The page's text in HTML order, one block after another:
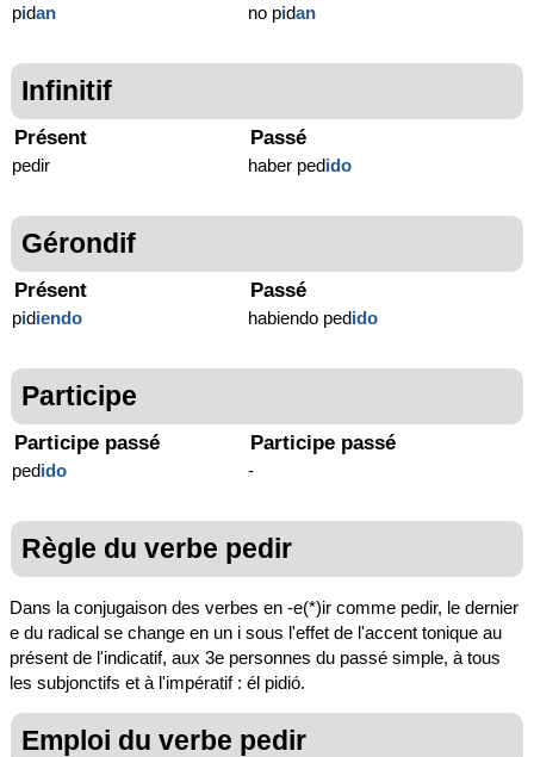
pidan
no pidan
Infinitif
Présent
pedir
Passé
haber pedido
Gérondif
Présent
pidiendo
Passé
habiendo pedido
Participe
Participe passé
pedido
Participe passé
-
Règle du verbe pedir
Dans la conjugaison des verbes en -e(*)ir comme pedir, le dernier
e du radical se change en un i sous l'effet de l'accent tonique au
présent de l'indicatif, aux 3e personnes du passé simple, à tous
les subjonctifs et à l'impératif : él pidió.
Emploi du verbe pedir